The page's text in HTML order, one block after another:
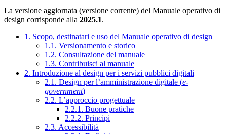
La versione aggiornata (versione corrente) del Manuale operativo di
design corrisponde alla 2025.1.
1. Scopo, destinatari e uso del Manuale operativo di design
1.1. Versionamento e storico
1.2. Consultazione del manuale
1.3. Contribuisci al manuale
2. Introduzione al design per i servizi pubblici digitali
2.1. Design per l’amministrazione digitale (e-
government)
2.2. L’approccio progettuale
2.2.1. Buone pratiche
2.2.2. Principi
2.3. Accessibilità